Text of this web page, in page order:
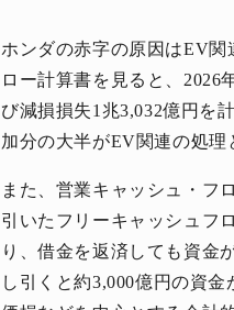
ホンダの赤字の原因はEV
ロー計算書を見ると、2026
び減損損失1兆3,032億円を
加分の大半がEV関連の処理
また、営業キャッシュ・フ
引いたフリーキャッシュフ
り、借金を返済しても資金
し引くと約3,000億円の資